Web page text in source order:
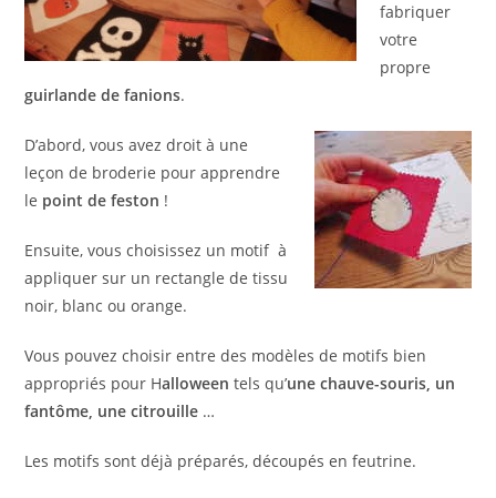
fabriquer
votre
propre
guirlande de fanions.
D’abord, vous avez droit à une
leçon de broderie pour apprendre
le point de feston !
Ensuite, vous choisissez un motif à
appliquer sur un rectangle de tissu
noir, blanc ou orange.
Vous pouvez choisir entre des modèles de motifs bien
appropriés pour Halloween tels qu’une chauve-souris, un
fantôme, une citrouille …
Les motifs sont déjà préparés, découpés en feutrine.